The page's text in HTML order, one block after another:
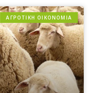
ΑΓΡΟΤΙΚΗ ΟΙΚΟΝΟΜΙΑ